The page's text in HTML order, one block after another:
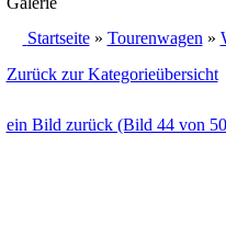
Startseite» Tourenwagen »
Zurück zur Kategorieübersicht
ein Bild zurück (Bild 44 von